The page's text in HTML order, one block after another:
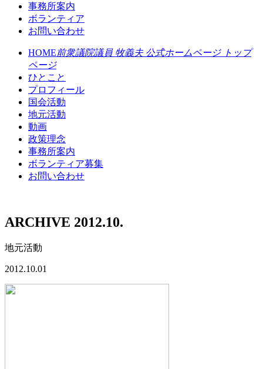
事務所案内
ボランティア
お問い合わせ
HOME前衆議院議員 牧義夫 公式ホームページ トップ
ページ
ひとこと
プロフィール
国会活動
地元活動
動画
政策理念
事務所案内
ボランティア募集
お問い合わせ
ARCHIVE 2012.10.
地元活動
2012.10.01